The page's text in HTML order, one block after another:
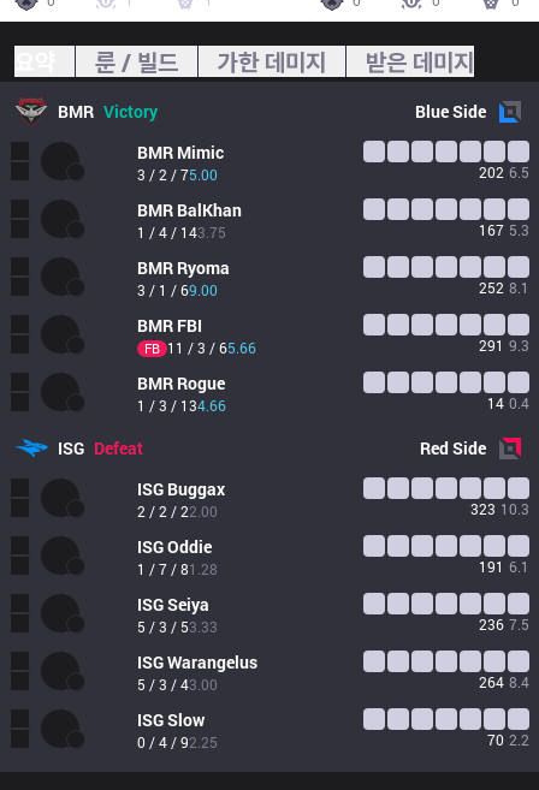
룬 / 빌드 가한 데미지 받은 데미지
BMR Victory BlueSide
BMR Mimic
3 / 2 / 75.00 202 6.5
BMR BalKhan
1 / 4 / 143.75 167 5.3
BMR Ryoma
3 / 1 / 69.00 252 8.1
BMR FBI
FB 11 / 3 / 65.66 291 9.3
BMR Rogue
1 / 3 / 134.66 14 0.4
ISG Defeat RedSide
ISG Buggax
2 / 2 / 22.00 323 10.3
ISGOddie
1 / 7 / 81.28 191 6.1
ISGSeiya
5 / 3 / 53.33 236 7.5
ISGWarangelus
5 / 3 / 43.00 264 8.4
ISGSlow
0 / 4 / 92.25 70 2.2